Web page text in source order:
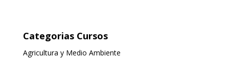
Categorias Cursos
Agricultura y Medio Ambiente